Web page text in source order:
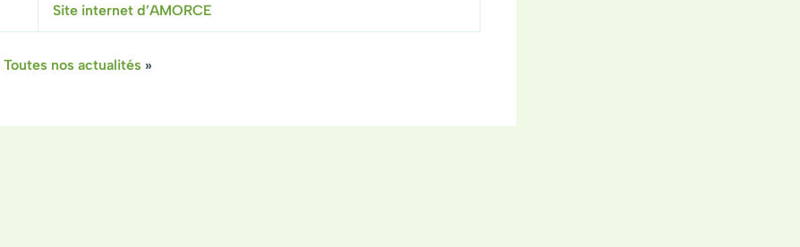
Site internet d’AMORCE
Toutes nos actualités »